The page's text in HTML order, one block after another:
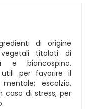
di origine
titolati di
e biancospino.
utili per favorire il
escolzia,
caso di stress, per